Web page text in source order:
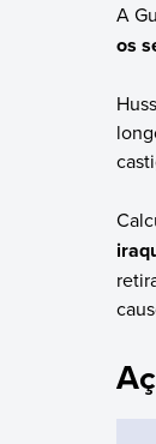
A
os